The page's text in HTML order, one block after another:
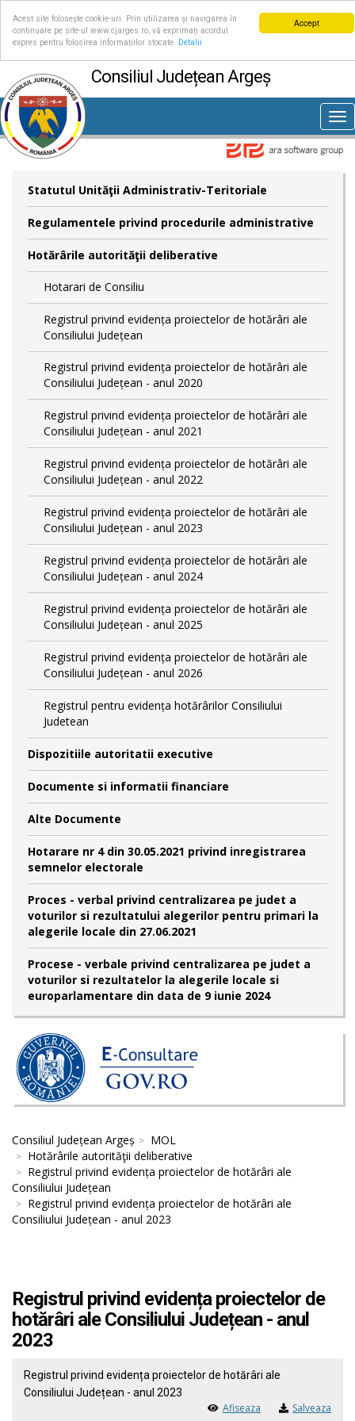
Accept
Acest site folosește cookie-uri. Prin utilizarea și navigarea în
continuare pe site-ul www.cjarges.ro, vă exprimați acordul
expres pentru folosirea informațiilor stocate.
Detalii
Consiliul Județean Argeș
Statutul Unităţii Administrativ-Teritoriale
Regulamentele privind procedurile administrative
Hotărârile autorităţii deliberative
Hotarari de Consiliu
Registrul privind evidența proiectelor de hotărâri ale
Consiliului Județean
Registrul privind evidența proiectelor de hotărâri ale
Consiliului Județean - anul 2020
Registrul privind evidența proiectelor de hotărâri ale
Consiliului Județean - anul 2021
Registrul privind evidența proiectelor de hotărâri ale
Consiliului Județean - anul 2022
Registrul privind evidența proiectelor de hotărâri ale
Consiliului Județean - anul 2023
Registrul privind evidența proiectelor de hotărâri ale
Consiliului Județean - anul 2024
Registrul privind evidența proiectelor de hotărâri ale
Consiliului Județean - anul 2025
Registrul privind evidența proiectelor de hotărâri ale
Consiliului Județean - anul 2026
Registrul pentru evidența hotărârilor Consiliului
Judetean
Dispozitiile autoritatii executive
Documente si informatii financiare
Alte Documente
Hotarare nr 4 din 30.05.2021 privind inregistrarea
semnelor electorale
Proces - verbal privind centralizarea pe judet a
voturilor si rezultatului alegerilor pentru primari la
alegerile locale din 27.06.2021
Procese - verbale privind centralizarea pe judet a
voturilor si rezultatelor la alegerile locale si
europarlamentare din data de 9 iunie 2024
Consiliul Județean Argeș
MOL
Hotărârile autorităţii deliberative
Registrul privind evidența proiectelor de hotărâri ale
Consiliului Județean
Registrul privind evidența proiectelor de hotărâri ale
Consiliului Județean - anul 2023
Registrul privind evidența proiectelor de
hotărâri ale Consiliului Județean - anul
2023
Registrul privind evidența proiectelor de hotărâri ale
Consiliului Județean - anul 2023
Afiseaza Salveaza